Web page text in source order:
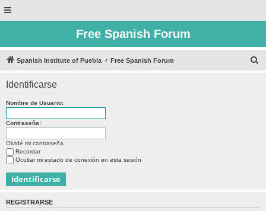
Free Spanish Forum
Spanish Institute of Puebla Free Spanish Forum
Identificarse
Nombre de Usuario:
Contraseña:
Olvidé mi contraseña
Recordar
Ocultar mi estado de conexión en esta sesión
REGISTRARSE